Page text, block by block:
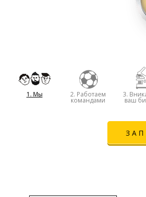
1. Мы 2. Работаем
командами
3.
ваш